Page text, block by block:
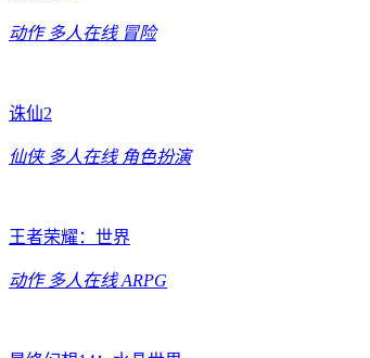
动作 多人在线 冒险
诛仙2
仙侠 多人在线 角色扮演
王者荣耀：世界
动作 多人在线 ARPG